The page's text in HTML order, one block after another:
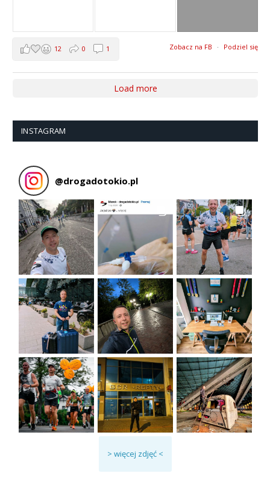
Zobacz na FB · Podziel się
12 0 1
Load more
INSTAGRAM
@drogadotokio.pl
> więcej zdjęć <